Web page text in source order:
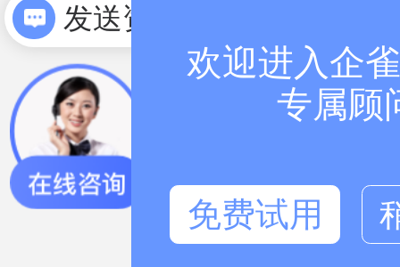
发送资料
欢迎进入企
专属顾
免费试用